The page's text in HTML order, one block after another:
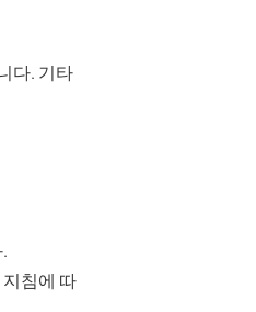
다. 기타
침에 따